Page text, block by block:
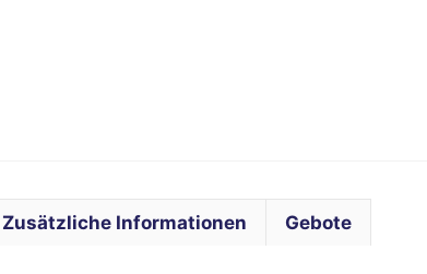
Zusätzliche Informationen Gebote